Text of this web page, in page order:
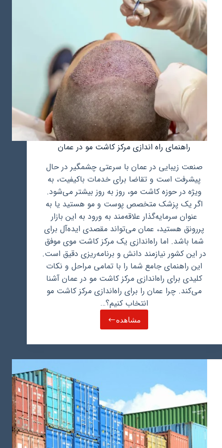
راهنمای راه اندازی مرکز کاشت مو در عمان
صنعت زیبایی در عمان با سرعتی چشمگیر در حال
پیشرفت است و تقاضا برای خدمات باکیفیت، به
ویژه در حوزه کاشت مو، روز به روز بیشتر می‌شود.
اگر یک پزشک متخصص پوست و مو هستید یا به
عنوان سرمایه‌گذار علاقه‌مند به ورود به این بازار
پررونق هستید، عمان می‌تواند مقصدی ایده‌آل برای
شما باشد. اما راه‌اندازی یک مرکز کاشت موی موفق
در این کشور نیازمند دانش و برنامه‌ریزی دقیق است.
این راهنمای جامع شما را با تمامی مراحل و نکات
کلیدی برای راه‌اندازی مرکز کاشت مو در عمان آشنا
می‌کند. چرا عمان را برای راه‌اندازی مرکز کاشت مو
انتخاب کنیم؟…
مشاهدهراهنمای
اندازی
کاشت